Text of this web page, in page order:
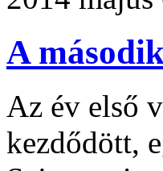
A
Az év első
kezdődött,